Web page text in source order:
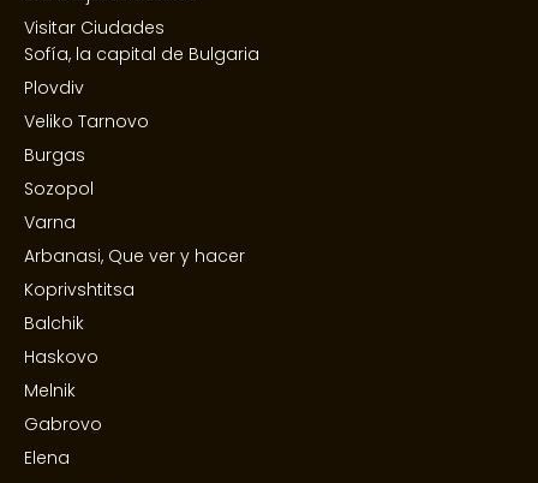
Visitar Ciudades
Sofía, la capital de Bulgaria
Plovdiv
Veliko Tarnovo
Burgas
Sozopol
Varna
Arbanasi, Que ver y hacer
Koprivshtitsa
Balchik
Haskovo
Melnik
Gabrovo
Elena